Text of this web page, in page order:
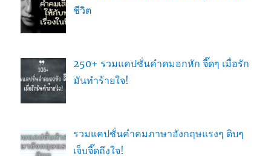
ชีวิต
250+ รวมแคปชั่นคำคมอกหัก จี๊ดๆ เมื่อรัก
มันทำร้ายใจ!
รวมแคปชั่นคำคมภาษาอังกฤษแรงๆ ดิบๆ
เจ็บจี๊ดถึงใจ!